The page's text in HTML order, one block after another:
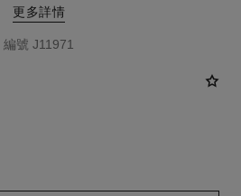
更多詳情
編號 J11971